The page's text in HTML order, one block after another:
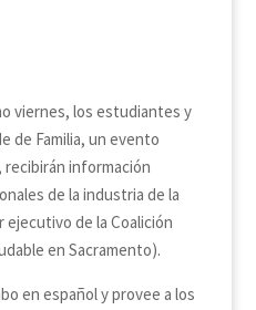
viernes, los estudiantes y
de Familia, un evento
información
de la industria de la
de la Coalición
en Sacramento).
en español y provee a los